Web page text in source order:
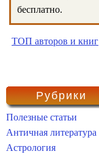
бесплатно.
ТОП авторов и книг
Рубрики
Полезные статьи
Античная литература
Астрология